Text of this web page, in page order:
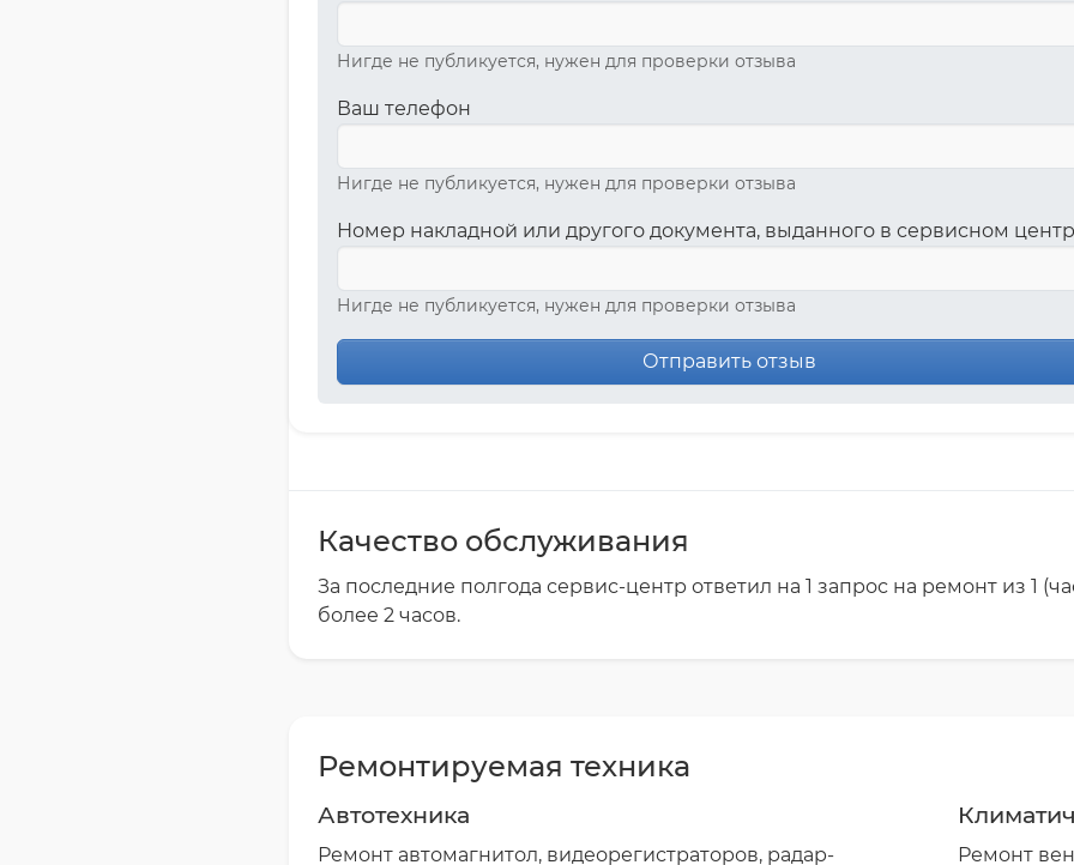
Нигде не публикуется, нужен для проверки отзыва
Ваш телефон
Нигде не публикуется, нужен для проверки отзыва
Номер накладной или другого документа, выданного в сервисном
Нигде не публикуется, нужен для проверки отзыва
Отправить отзыв
Качество обслуживания
За последние полгода сервис-центр ответил на 1 запрос на ремонт из 1
более 2 часов.
Ремонтируемая техника
Автотехника
Ремонт автомагнитол, видеорегистраторов, радар-
Ремонт